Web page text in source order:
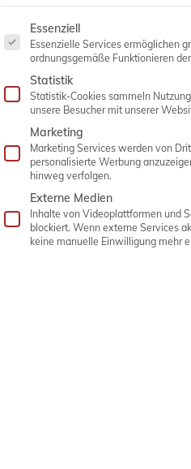
Es folgt eine Liste der Service-
Essenziell
Essenzielle Services ermöglichen
ordnungsgemäße Funktionieren
Statistik
Statistik-Cookies sammeln
unsere Besucher mit unserer
Marketing
Marketing Services werden von
personalisierte Werbung
hinweg verfolgen.
Externe Medien
Inhalte von Videoplattformen und
blockiert. Wenn externe Services
keine manuelle Einwilligung mehr